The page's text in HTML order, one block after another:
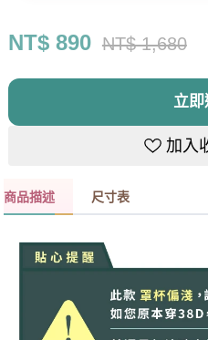
銷售重點
花語之吻蕾絲胸罩，讓你擁
和下垂。側邊三膠條設計，
落。三排三扣設計，可以調
包含D/E/F/G/H，讓每位女
質。凱莉愛內衣，內衣是妳
NT$890 NT$ 1,680
立
加入
商品描述 尺寸表